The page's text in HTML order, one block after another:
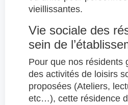
vieillissantes.
Vie sociale des
sein de
Pour que nos résidents
des activités de loisirs
proposées (Ateliers,
etc…), cette résidence